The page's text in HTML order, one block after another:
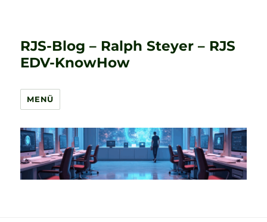
RJS-Blog – Ralph Steyer – RJS
EDV-KnowHow
MENÜ